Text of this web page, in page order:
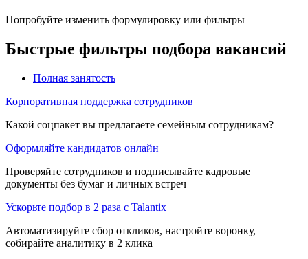
Попробуйте изменить формулировку или фильтры
Быстрые фильтры подбора вакансий
Полная занятость
Корпоративная поддержка сотрудников
Какой соцпакет вы предлагаете семейным сотрудникам?
Оформляйте кандидатов онлайн
Проверяйте сотрудников и подписывайте кадровые
документы без бумаг и личных встреч
Ускорьте подбор в 2 раза с Talantix
Автоматизируйте сбор откликов, настройте воронку,
собирайте аналитику в 2 клика